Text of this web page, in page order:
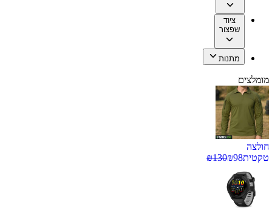
ציוד
שפצור
מתנות
מומלצים
חולצה
טקטית
₪98
₪130